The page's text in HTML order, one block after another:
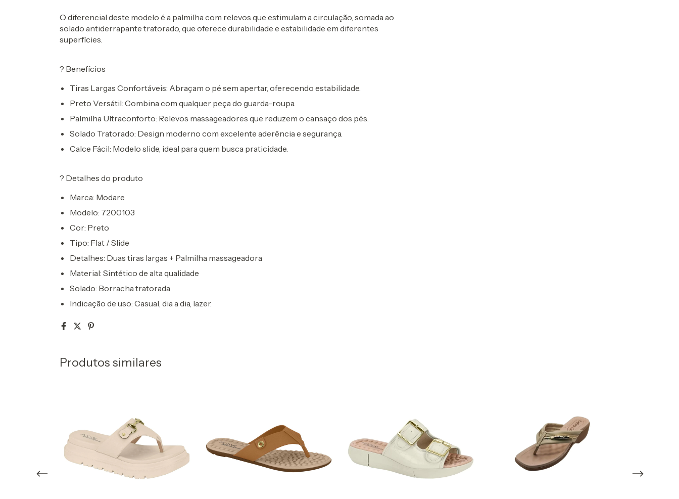
O diferencial deste modelo é a palmilha com relevos que estimulam a circulação, somada ao
solado antiderrapante tratorado , que oferece durabilidade e estabilidade em diferentes
superfícies.
? Benefícios
Tiras Largas Confortáveis: Abraçam o pé sem apertar, oferecendo estabilidade.
Preto Versátil: Combina com qualquer peça do guarda-roupa.
Palmilha Ultraconforto: Relevos massageadores que reduzem o cansaço dos pés.
Solado Tratorado: Design moderno com excelente aderência e segurança.
Calce Fácil: Modelo slide, ideal para quem busca praticidade.
? Detalhes do produto
Marca: Modare
Modelo: 7200103
Cor: Preto
Tipo: Flat / Slide
Detalhes: Duas tiras largas + Palmilha massageadora
Material: Sintético de alta qualidade
Solado: Borracha tratorada
Indicação de uso: Casual, dia a dia, lazer.
Produtos similares